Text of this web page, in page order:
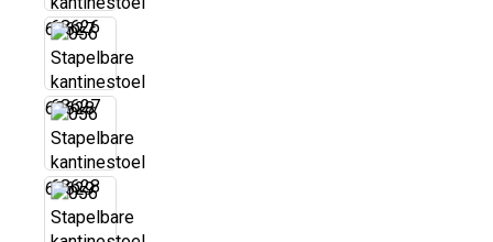
68627
68628
68629